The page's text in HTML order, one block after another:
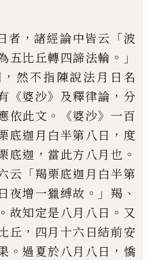
者 ，諸經論中皆云 「波
五比丘轉四諦法輪 。」
， 然不指陳說法月日名
《婆沙》 及釋律論 ， 分
依此文 。 《婆沙》 一百
底迦月白半第八日 ， 度
底迦 ， 當此方八月也 。
云 「羯栗底迦月白半第
日夜增一獵縛故 。」 羯 、
。 故知定是八月八日 。 又
丘 ， 四月十六日結前安
。 過夏於八月八日 ， 憍